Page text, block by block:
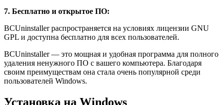
7. Бесплатно и открытое ПО:
BCUninstaller распространяется на условиях лицензии GNU
GPL и доступна бесплатно для всех пользователей.
BCUninstaller — это мощная и удобная программа для полного
удаления ненужного ПО с вашего компьютера. Благодаря
своим преимуществам она стала очень популярной среди
пользователей Windows.
Установка на Windows